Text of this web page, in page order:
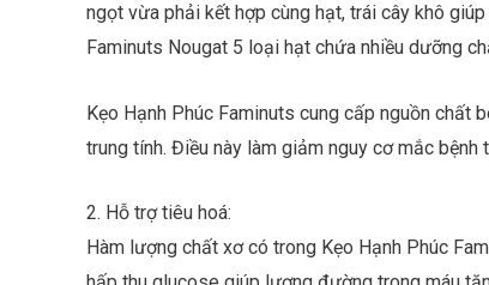
ngọt vừa phải kết hợp cùng hạt, trái cây khô
Faminuts Nougat 5 loại hạt chứa nhiều dưỡng
Kẹo Hạnh Phúc Faminuts cung cấp nguồn
trung tính. Điều này làm giảm nguy cơ mắc bệnh
2. Hỗ trợ tiêu hoá:
Hàm lượng chất xơ có trong Kẹo Hạnh Phúc